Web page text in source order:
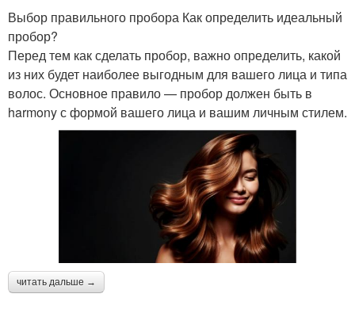
Выбор правильного пробора Как определить идеальный
пробор?
Перед тем как сделать пробор, важно определить, какой
из них будет наиболее выгодным для вашего лица и типа
волос. Основное правило — пробор должен быть в
harmony с формой вашего лица и вашим личным стилем.
читать дальше →